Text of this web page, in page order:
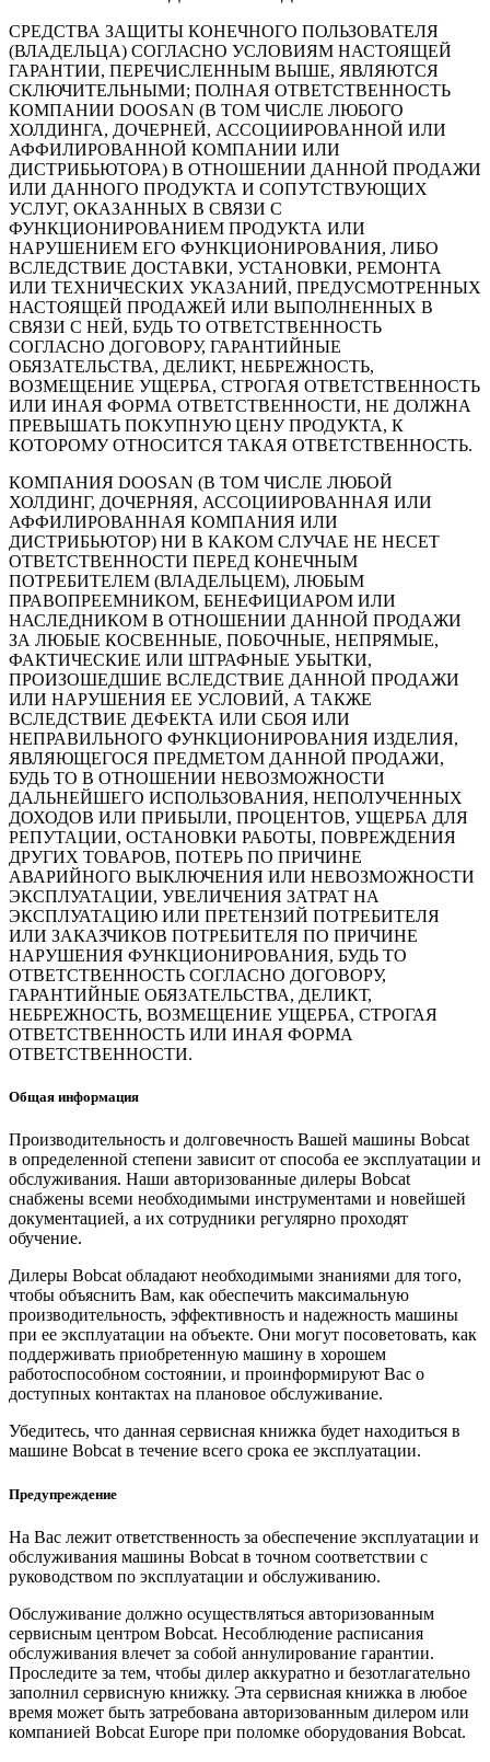
СРЕДСТВА ЗАЩИТЫ КОНЕЧНОГО ПОЛЬЗОВАТЕЛЯ
(ВЛАДЕЛЬЦА) СОГЛАСНО УСЛОВИЯМ НАСТОЯЩЕЙ
ГАРАНТИИ, ПЕРЕЧИСЛЕННЫМ ВЫШЕ, ЯВЛЯЮТСЯ
СКЛЮЧИТЕЛЬНЫМИ; ПОЛНАЯ ОТВЕТСТВЕННОСТЬ
КОМПАНИИ DOOSAN (В ТОМ ЧИСЛЕ ЛЮБОГО
ХОЛДИНГА, ДОЧЕРНЕЙ, АССОЦИИРОВАННОЙ ИЛИ
АФФИЛИРОВАННОЙ КОМПАНИИ ИЛИ
ДИСТРИБЬЮТОРА) В ОТНОШЕНИИ ДАННОЙ ПРОДАЖИ
ИЛИ ДАННОГО ПРОДУКТА И СОПУТСТВУЮЩИХ
УСЛУГ, ОКАЗАННЫХ В СВЯЗИ С
ФУНКЦИОНИРОВАНИЕМ ПРОДУКТА ИЛИ
НАРУШЕНИЕМ ЕГО ФУНКЦИОНИРОВАНИЯ, ЛИБО
ВСЛЕДСТВИЕ ДОСТАВКИ, УСТАНОВКИ, РЕМОНТА
ИЛИ ТЕХНИЧЕСКИХ УКАЗАНИЙ, ПРЕДУСМОТРЕННЫХ
НАСТОЯЩЕЙ ПРОДАЖЕЙ ИЛИ ВЫПОЛНЕННЫХ В
СВЯЗИ С НЕЙ, БУДЬ ТО ОТВЕТСТВЕННОСТЬ
СОГЛАСНО ДОГОВОРУ, ГАРАНТИЙНЫЕ
ОБЯЗАТЕЛЬСТВА, ДЕЛИКТ, НЕБРЕЖНОСТЬ,
ВОЗМЕЩЕНИЕ УЩЕРБА, СТРОГАЯ ОТВЕТСТВЕННОСТЬ
ИЛИ ИНАЯ ФОРМА ОТВЕТСТВЕННОСТИ, НЕ ДОЛЖНА
ПРЕВЫШАТЬ ПОКУПНУЮ ЦЕНУ ПРОДУКТА, К
КОТОРОМУ ОТНОСИТСЯ ТАКАЯ ОТВЕТСТВЕННОСТЬ.
КОМПАНИЯ DOOSAN (В ТОМ ЧИСЛЕ ЛЮБОЙ
ХОЛДИНГ, ДОЧЕРНЯЯ, АССОЦИИРОВАННАЯ ИЛИ
АФФИЛИРОВАННАЯ КОМПАНИЯ ИЛИ
ДИСТРИБЬЮТОР) НИ В КАКОМ СЛУЧАЕ НЕ НЕСЕТ
ОТВЕТСТВЕННОСТИ ПЕРЕД КОНЕЧНЫМ
ПОТРЕБИТЕЛЕМ (ВЛАДЕЛЬЦЕМ), ЛЮБЫМ
ПРАВОПРЕЕМНИКОМ, БЕНЕФИЦИАРОМ ИЛИ
НАСЛЕДНИКОМ В ОТНОШЕНИИ ДАННОЙ ПРОДАЖИ
ЗА ЛЮБЫЕ КОСВЕННЫЕ, ПОБОЧНЫЕ, НЕПРЯМЫЕ,
ФАКТИЧЕСКИЕ ИЛИ ШТРАФНЫЕ УБЫТКИ,
ПРОИЗОШЕДШИЕ ВСЛЕДСТВИЕ ДАННОЙ ПРОДАЖИ
ИЛИ НАРУШЕНИЯ ЕЕ УСЛОВИЙ, А ТАКЖЕ
ВСЛЕДСТВИЕ ДЕФЕКТА ИЛИ СБОЯ ИЛИ
НЕПРАВИЛЬНОГО ФУНКЦИОНИРОВАНИЯ ИЗДЕЛИЯ,
ЯВЛЯЮЩЕГОСЯ ПРЕДМЕТОМ ДАННОЙ ПРОДАЖИ,
БУДЬ ТО В ОТНОШЕНИИ НЕВОЗМОЖНОСТИ
ДАЛЬНЕЙШЕГО ИСПОЛЬЗОВАНИЯ, НЕПОЛУЧЕННЫХ
ДОХОДОВ ИЛИ ПРИБЫЛИ, ПРОЦЕНТОВ, УЩЕРБА ДЛЯ
РЕПУТАЦИИ, ОСТАНОВКИ РАБОТЫ, ПОВРЕЖДЕНИЯ
ДРУГИХ ТОВАРОВ, ПОТЕРЬ ПО ПРИЧИНЕ
АВАРИЙНОГО ВЫКЛЮЧЕНИЯ ИЛИ НЕВОЗМОЖНОСТИ
ЭКСПЛУАТАЦИИ, УВЕЛИЧЕНИЯ ЗАТРАТ НА
ЭКСПЛУАТАЦИЮ ИЛИ ПРЕТЕНЗИЙ ПОТРЕБИТЕЛЯ
ИЛИ ЗАКАЗЧИКОВ ПОТРЕБИТЕЛЯ ПО ПРИЧИНЕ
НАРУШЕНИЯ ФУНКЦИОНИРОВАНИЯ, БУДЬ ТО
ОТВЕТСТВЕННОСТЬ СОГЛАСНО ДОГОВОРУ,
ГАРАНТИЙНЫЕ ОБЯЗАТЕЛЬСТВА, ДЕЛИКТ,
НЕБРЕЖНОСТЬ, ВОЗМЕЩЕНИЕ УЩЕРБА, СТРОГАЯ
ОТВЕТСТВЕННОСТЬ ИЛИ ИНАЯ ФОРМА
ОТВЕТСТВЕННОСТИ.
Общая информация
Производительность и долговечность Вашей машины Bobcat
в определенной степени зависит от способа ее эксплуатации и
обслуживания. Наши авторизованные дилеры Bobcat
снабжены всеми необходимыми инструментами и новейшей
документацией, а их сотрудники регулярно проходят
обучение.
Дилеры Bobcat обладают необходимыми знаниями для того,
чтобы объяснить Вам, как обеспечить максимальную
производительность, эффективность и надежность машины
при ее эксплуатации на объекте. Они могут посоветовать, как
поддерживать приобретенную машину в хорошем
работоспособном состоянии, и проинформируют Вас о
доступных контактах на плановое обслуживание.
Убедитесь, что данная сервисная книжка будет находиться в
машине Bobcat в течение всего срока ее эксплуатации.
Предупреждение
На Вас лежит ответственность за обеспечение эксплуатации и
обслуживания машины Bobcat в точном соответствии с
руководством по эксплуатации и обслуживанию.
Обслуживание должно осуществляться авторизованным
сервисным центром Bobcat. Несоблюдение расписания
обслуживания влечет за собой аннулирование гарантии.
Проследите за тем, чтобы дилер аккуратно и безотлагательно
заполнил сервисную книжку. Эта сервисная книжка в любое
время может быть затребована авторизованным дилером или
компанией Bobcat Europe при поломке оборудования Bobcat.